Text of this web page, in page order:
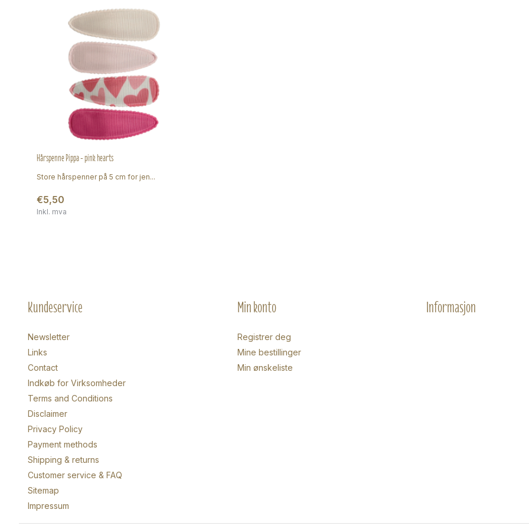
Hårspenne Pippa - pink hearts
Store hårspenner på 5 cm for jen...
€5,50
Inkl. mva
Kundeservice
Newsletter
Links
Contact
Indkøb for Virksomheder
Terms and Conditions
Disclaimer
Privacy Policy
Payment methods
Shipping & returns
Customer service & FAQ
Sitemap
Impressum
Min konto
Registrer deg
Mine bestillinger
Min ønskeliste
Informasjon